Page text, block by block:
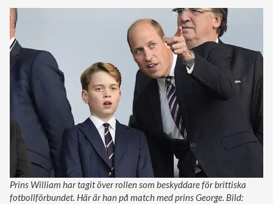
Prins William har tagit över rollen som beskyddare för brittiska
fotbollförbundet. Här är han på match med prins George. Bild: